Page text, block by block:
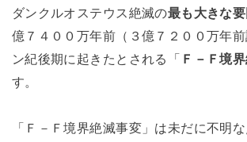
ダンクルオステウス絶滅の最も大きな要
億７４００万年前（３億７２００万年
ン紀後期に起きたとされる「 Ｆ－Ｆ境
す。
「Ｆ－Ｆ境界絶滅事変」は未だに不明